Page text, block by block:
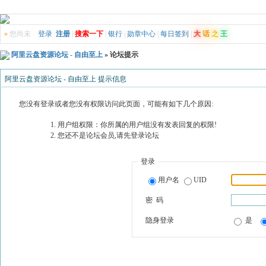
» 您尚未 登录 注册 搜索一下 银行 勋章中心 每日签到 大 话 之 王
阿里云盘资源论坛 - 自由至上 » 论坛提示
阿里云盘资源论坛 - 自由至上 提示信息
您没有登录或者您没有权限访问此页面，可能有如下几个原因:
用户组权限：你所属的用户组没有发表回复的权限!
您还不是论坛会员,请先登录论坛
登录
用户名 UID
密 码
隐身登录 是